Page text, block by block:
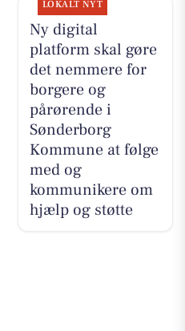
LOKALT NYT
Ny digital
platform skal gøre
det nemmere for
borgere og
pårørende i
Sønderborg
Kommune at følge
med og
kommunikere om
hjælp og støtte